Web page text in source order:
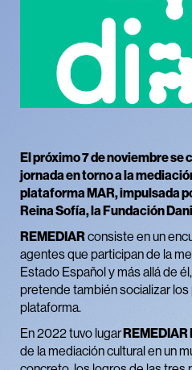
El próximo 7 de noviembre se
jornada en torno a la
plataforma MAR, impulsada
Reina Sofía, la Fundación
REMEDIARconsiste en un
agentes que participan de la
Estado Español y más allá de
pretende también socializar
plataforma.
En 2022 tuvo lugarREMEDIAR I
de la mediación cultural en un